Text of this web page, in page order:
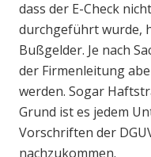
dass der E-Check
durchgeführt wurde,
Bußgelder. Je nach
der Firmenleitung
werden. Sogar
Grund ist es jedem
Vorschriften der
nachzukommen.